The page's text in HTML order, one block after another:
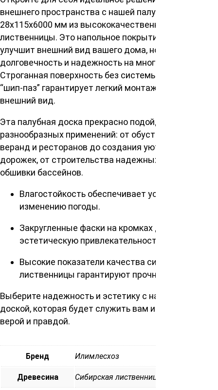
внешнего пространства с нашей палубной доской
28х115х6000 мм из высококачественной сибирской
лиственницы. Это напольное покрытие не только
улучшит внешний вид вашего дома, но и обеспечит
долговечность и надежность на многие годы.
Строганная поверхность без системы соединения
“шип-паз” гарантирует легкий монтаж и приятный
внешний вид.
Эта палубная доска прекрасно подойдет для
разнообразных применений: от обустройства
веранд и ресторанов до создания уютных садовых
дорожек, от строительства надежных мостов до
обшивки бассейнов.
Влагостойкость обеспечивает устойчивость к
изменению погоды.
Закругленные фаски на кромках добавляют
эстетическую привлекательность.
Высокие показатели качества сибирской
лиственницы гарантируют прочность.
Выберите надежность и эстетику с нашей палубной
доской, которая будет служить вам и вашему дому
верой и правдой.
Бренд Илимлесхоз
Древесина Сибирская лиственница